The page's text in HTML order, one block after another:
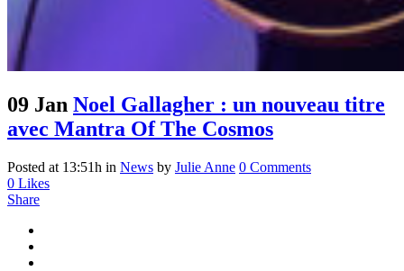
09 Jan Noel Gallagher : un nouveau titre
avec Mantra Of The Cosmos
Posted at 13:51h in News by Julie Anne 0 Comments
0 Likes
Share